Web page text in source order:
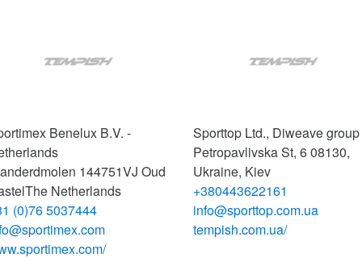
Benelux B.V. -
144751VJ Oud
The Netherlands
(0)76 5037444
Sporttop Ltd., Diweave group
Petropavlivska St, 608130,
Ukraine, Kiev
+380443622161
info@sporttop.com.ua
tempish.com.ua/